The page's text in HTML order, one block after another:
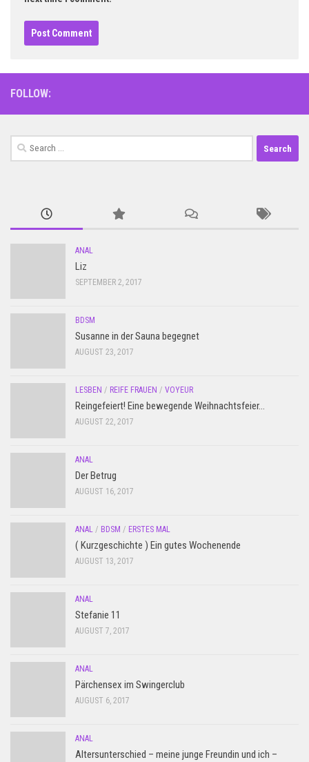
FOLLOW:
Search
for:
ANAL
Liz
SEPTEMBER 2, 2017
BDSM
Susanne in der Sauna begegnet
AUGUST 23, 2017
LESBEN / REIFE FRAUEN / VOYEUR
Reingefeiert! Eine bewegende Weihnachtsfeier…
AUGUST 22, 2017
ANAL
Der Betrug
AUGUST 16, 2017
ANAL / BDSM / ERSTES MAL
( Kurzgeschichte ) Ein gutes Wochenende
AUGUST 13, 2017
ANAL
Stefanie 11
AUGUST 7, 2017
ANAL
Pärchensex im Swingerclub
AUGUST 6, 2017
ANAL
Altersunterschied – meine junge Freundin und ich –